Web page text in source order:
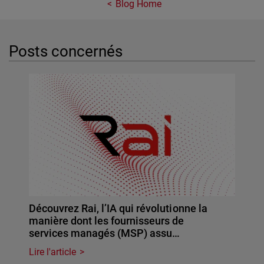
Blog Home
Posts concernés
Découvrez Rai, l’IA qui révolutionne la
manière dont les fournisseurs de
services managés (MSP) assu…
Lire l'article